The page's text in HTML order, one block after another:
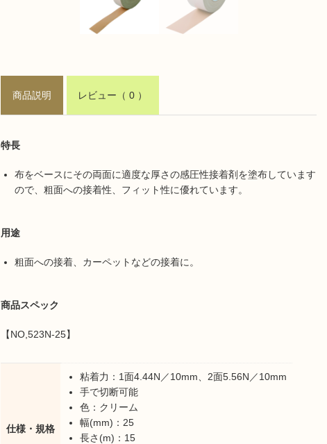
商品説明 レビュー （ 0 ）
特長
布をベースにその両面に適度な厚さの感圧性接着剤を塗布しています
ので、粗面への接着性、フィット性に優れています。
用途
粗面への接着、カーペットなどの接着に。
商品スペック
【NO,523N-25】
仕様・規格
粘着力：1面4.44N／10mm、2面5.56N／10mm
手で切断可能
色：クリーム
幅(mm)：25
長さ(m)：15